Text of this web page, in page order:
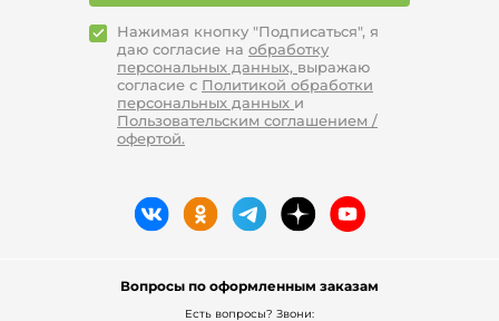
Нажимая кнопку "Подписаться", я
даю согласие на обработку
персональных данных, выражаю
согласие с Политикой обработки
персональных данных и
Пользовательским соглашением /
офертой.
Вопросы по оформленным заказам
Есть вопросы? Звони: